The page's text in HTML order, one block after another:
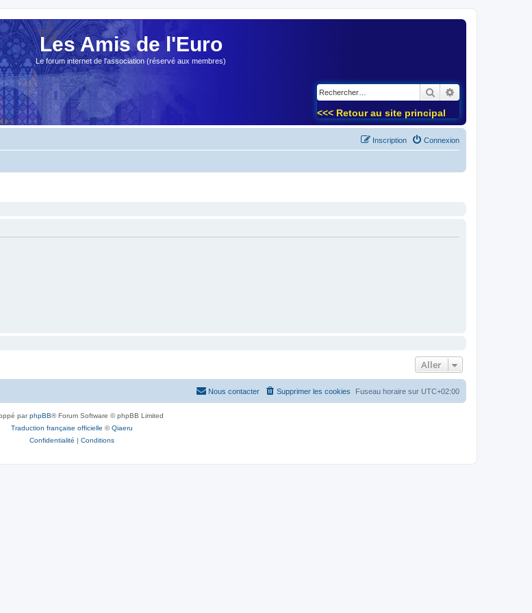
Les Amis de l'Euro
Le forum internet de l'association (réservé aux membres)
Rechercher
<<< Retour au site principal
Connexion
Inscription
Aller
Fuseau horaire sur UTC+02:00
Supprimer les cookies
Nous contacter
parphpBB® Forum Software © phpBB Limited
Traduction française officielle ©Qiaeru
Confidentialité | Conditions